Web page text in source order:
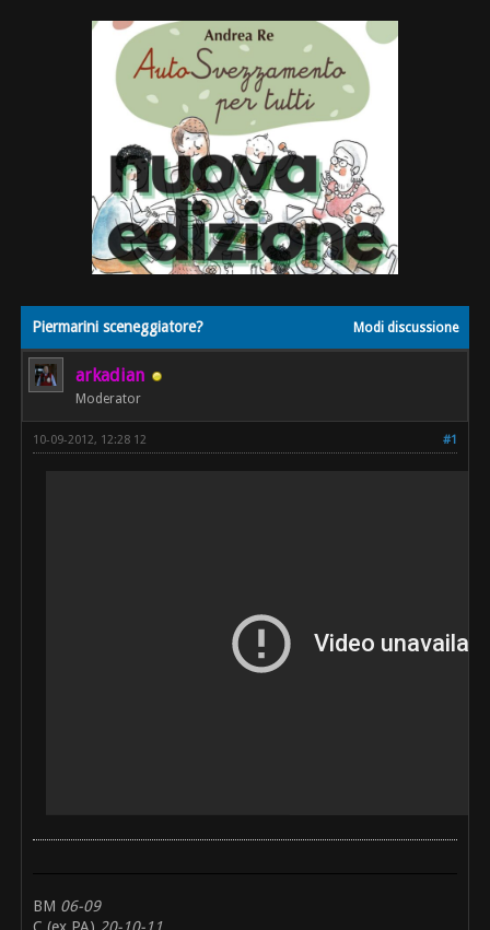
Modi discussione
Piermarini sceneggiatore?
arkadian
Moderator
#1
10-09-2012, 12:28 12
BM 06-09